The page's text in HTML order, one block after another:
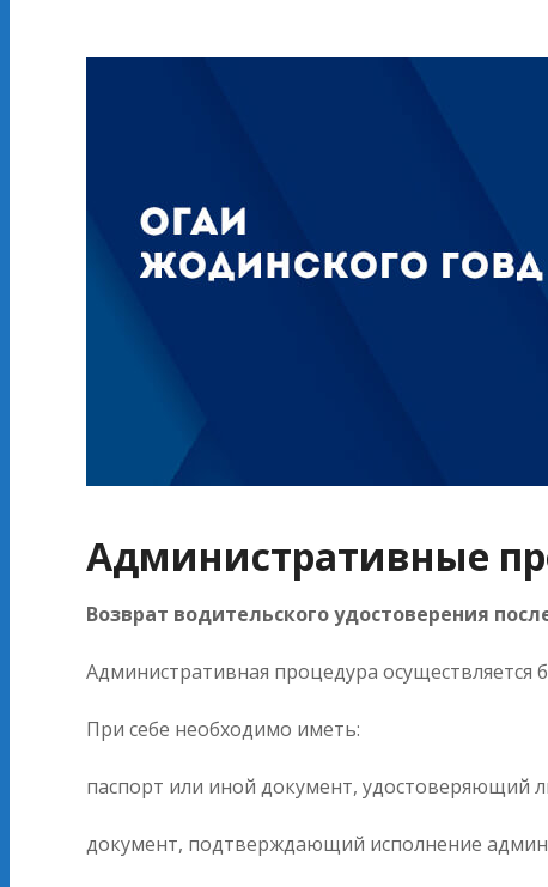
Административные
Возврат водительского удостоверения
Административная процедура
При себе необходимо иметь:
паспорт или иной документ, удостоверяющий
документ, подтверждающий исполнение